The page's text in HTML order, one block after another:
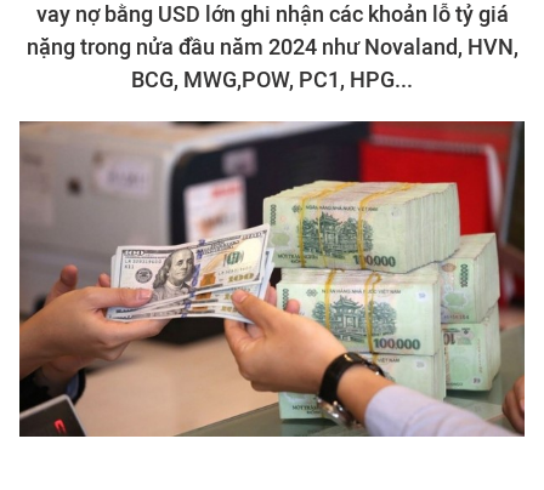
vay nợ bằng USD lớn ghi nhận các khoản lỗ tỷ giá
nặng trong nửa đầu năm 2024 như Novaland, HVN,
BCG, MWG,POW, PC1, HPG...